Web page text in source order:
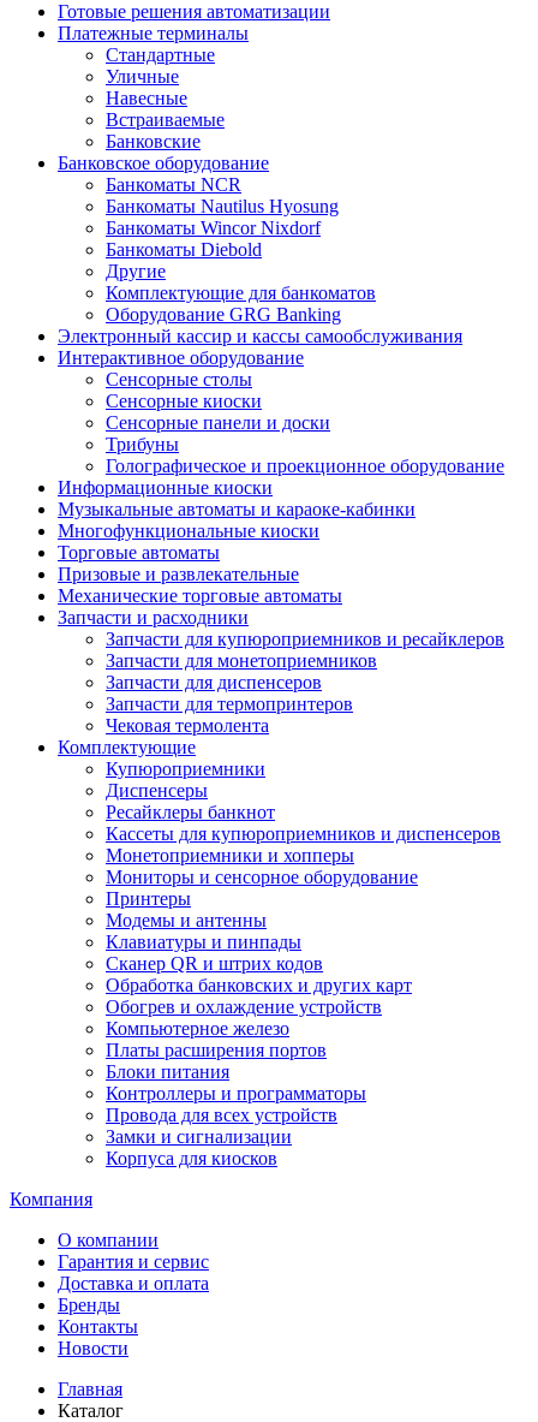
Готовые решения автоматизации
Платежные терминалы
Стандартные
Уличные
Навесные
Встраиваемые
Банковские
Банковское оборудование
Банкоматы NCR
Банкоматы Nautilus Hyosung
Банкоматы Wincor Nixdorf
Банкоматы Diebold
Другие
Комплектующие для банкоматов
Оборудование GRG Banking
Электронный кассир и кассы самообслуживания
Интерактивное оборудование
Сенсорные столы
Сенсорные киоски
Сенсорные панели и доски
Трибуны
Голографическое и проекционное оборудование
Информационные киоски
Музыкальные автоматы и караоке-кабинки
Многофункциональные киоски
Торговые автоматы
Призовые и развлекательные
Механические торговые автоматы
Запчасти и расходники
Запчасти для купюроприемников и ресайклеров
Запчасти для монетоприемников
Запчасти для диспенсеров
Запчасти для термопринтеров
Чековая термолента
Комплектующие
Купюроприемники
Диспенсеры
Ресайклеры банкнот
Кассеты для купюроприемников и диспенсеров
Монетоприемники и хопперы
Мониторы и сенсорное оборудование
Принтеры
Модемы и антенны
Клавиатуры и пинпады
Сканер QR и штрих кодов
Обработка банковских и других карт
Обогрев и охлаждение устройств
Компьютерное железо
Платы расширения портов
Блоки питания
Контроллеры и программаторы
Провода для всех устройств
Замки и сигнализации
Корпуса для киосков
Компания
О компании
Гарантия и сервис
Доставка и оплата
Бренды
Контакты
Новости
Главная
Каталог